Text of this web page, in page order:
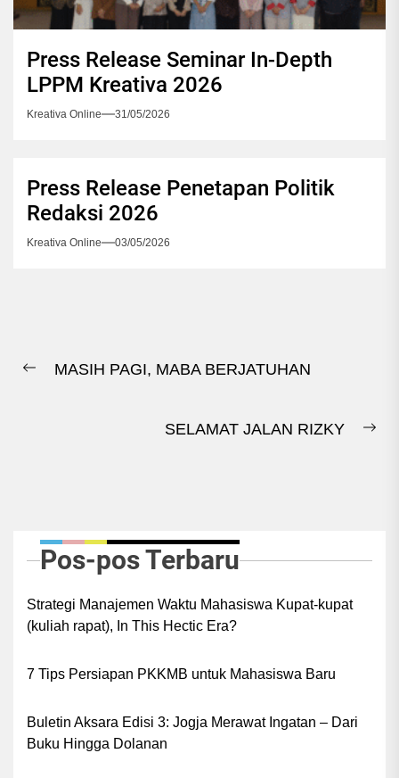
Press Release Seminar In-Depth
LPPM Kreativa 2026
Kreativa Online 31/05/2026
Press Release Penetapan Politik
Redaksi 2026
Kreativa Online 03/05/2026
pos
Previous
MASIH PAGI, MABA BERJATUHAN
SELAMAT JALAN RIZKY
Pos-pos Terbaru
Strategi Manajemen Waktu Mahasiswa Kupat-kupat
(kuliah rapat), In This Hectic Era?
7 Tips Persiapan PKKMB untuk Mahasiswa Baru
Buletin Aksara Edisi 3: Jogja Merawat Ingatan – Dari
Buku Hingga Dolanan